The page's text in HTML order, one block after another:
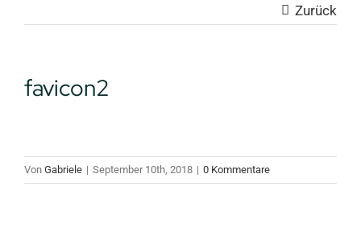
Zurück
favicon2
Von Gabriele | September 10th, 2018 | 0 Kommentare